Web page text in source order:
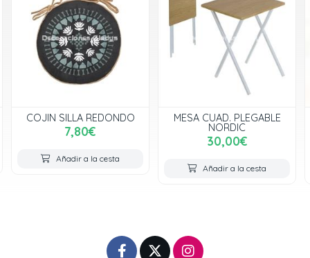
MESA CUAD. PLEGABLE SET SUSHI
Añadir a la